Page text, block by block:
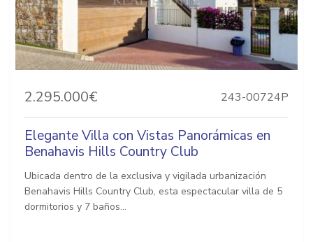
2.295.000€ 243-00724P
Elegante Villa con Vistas Panorámicas en
Benahavis Hills Country Club
Ubicada dentro de la exclusiva y vigilada urbanización
Benahavis Hills Country Club, esta espectacular villa de 5
dormitorios y 7 baños...